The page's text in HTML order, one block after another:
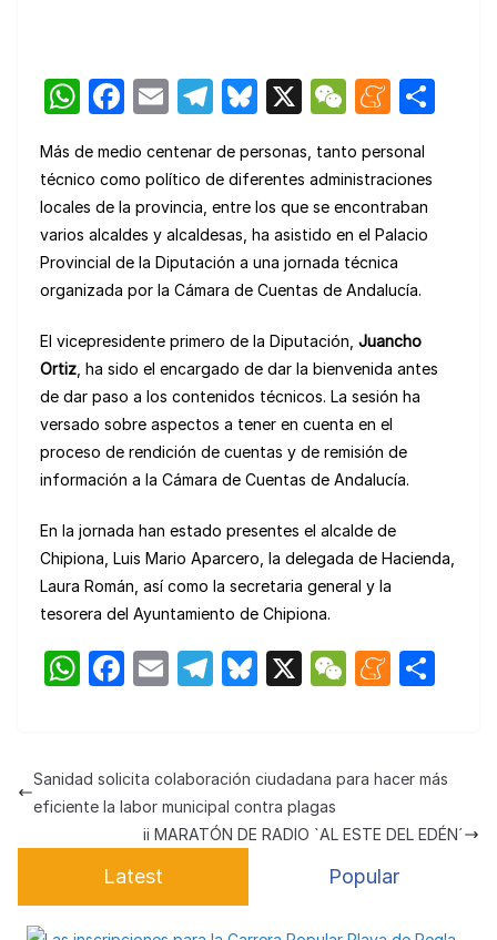
W
at
s
A
p
p
F
c
e
b
o
o
k
E
ail
T
e
gr
a
m
Bl
e
s
k
y
X
W
C
h
at
M
n
e
a
m
e
Más de medio centenar de personas, tanto personal
técnico como político de diferentes administraciones
locales de la provincia, entre los que se encontraban
varios alcaldes y alcaldesas, ha asistido en el Palacio
Provincial de la Diputación a una jornada técnica
organizada por la Cámara de Cuentas de Andalucía.
El vicepresidente primero de la Diputación, Juancho
Ortiz, ha sido el encargado de dar la bienvenida antes
de dar paso a los contenidos técnicos. La sesión ha
versado sobre aspectos a tener en cuenta en el
proceso de rendición de cuentas y de remisión de
información a la Cámara de Cuentas de Andalucía.
En la jornada han estado presentes el alcalde de
Chipiona, Luis Mario Aparcero, la delegada de Hacienda,
Laura Román, así como la secretaria general y la
tesorera del Ayuntamiento de Chipiona.
W
s
A
p
F
e
b
o
o
k
E
T
gr
a
m
Bl
s
k
y
X
W
h
M
e
m
e
p
tir
Sanidad solicita colaboración ciudadana para hacer más
eficiente la labor municipal contra plagas
ii MARATÓN DE RADIO `AL ESTE DEL EDÉN´
Latest Popular